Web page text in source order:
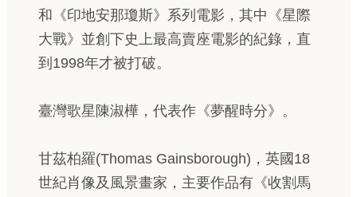
和《印地安那瓊斯》系列電影，其中《星際
大戰》並創下史上最高賣座電影的紀錄，直
到1998年才被打破。
臺灣歌星陳淑樺，代表作《夢醒時分》。
甘茲柏羅(Thomas Gainsborough)，英國18
世紀肖像及風景畫家，主要作品有《收割馬